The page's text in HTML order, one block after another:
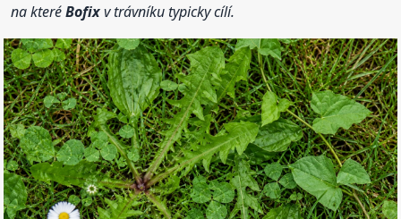
na kteréBofixv trávníku typicky cílí.